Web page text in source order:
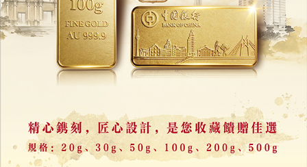
江珠高速珠海段擬擴建
雙向六線增六鄉出入口
03/08/2026 12272